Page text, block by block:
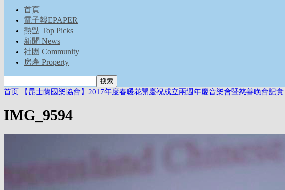
首頁
電子報EPAPER
熱點 Top Picks
新聞 News
社團 Community
房產 Property
首页 【昆士蘭國樂協會】2017年度春暖花開慶祝成立兩週年慶音樂會暨慈善晚會記實
IMG_9594